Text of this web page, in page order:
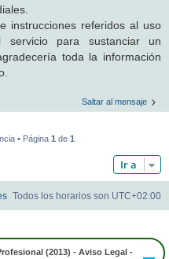
instrucciones referidos al uso
para sustanciar un
toda la información
Saltar al mensaje
• Página 1 de 1
Ir a
Todos los horarios son UTC+02:00
(2013) - Aviso Legal -